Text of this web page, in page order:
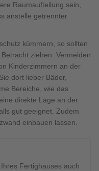
Raumaufteilung sein,
anstelle getrennter
kümmern, so sollten
ziehen. Vermeiden
Kinderzimmern an der
dort lieber Bäder,
Bereiche, wie das
direkte Lage an der
gut geeignet. Zudem
einbauen lassen.
Fertighauses auch